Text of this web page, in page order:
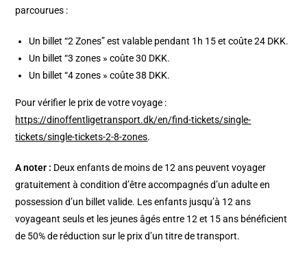
parcourues :
Un billet “2 Zones” est valable pendant 1h 15 et coûte 24 DKK.
Un billet “3 zones » coûte 30 DKK.
Un billet “4 zones » coûte 38 DKK.
Pour vérifier le prix de votre voyage :
https://dinoffentligetransport.dk/en/find-tickets/single-
tickets/single-tickets-2-8-zones.
A noter : Deux enfants de moins de 12 ans peuvent voyager
gratuitement à condition d’être accompagnés d’un adulte en
possession d’un billet valide. Les enfants jusqu’à 12 ans
voyageant seuls et les jeunes âgés entre 12 et 15 ans bénéficient
de 50% de réduction sur le prix d’un titre de transport.